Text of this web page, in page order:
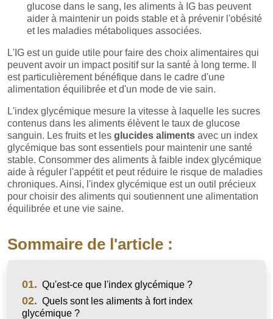
glucose dans le sang, les aliments à IG bas peuvent
aider à maintenir un poids stable et à prévenir l'obésité
et les maladies métaboliques associées.
L'IG est un guide utile pour faire des choix alimentaires qui
peuvent avoir un impact positif sur la santé à long terme. Il
est particulièrement bénéfique dans le cadre d'une
alimentation équilibrée et d'un mode de vie sain.
L'index glycémique mesure la vitesse à laquelle les sucres
contenus dans les aliments élèvent le taux de glucose
sanguin. Les fruits et les glucides aliments avec un index
glycémique bas sont essentiels pour maintenir une santé
stable. Consommer des aliments à faible index glycémique
aide à réguler l'appétit et peut réduire le risque de maladies
chroniques. Ainsi, l'index glycémique est un outil précieux
pour choisir des aliments qui soutiennent une alimentation
équilibrée et une vie saine.
Sommaire de l'article :
01. Qu'est-ce que l'index glycémique ?
02. Quels sont les aliments à fort index
glycémique ?